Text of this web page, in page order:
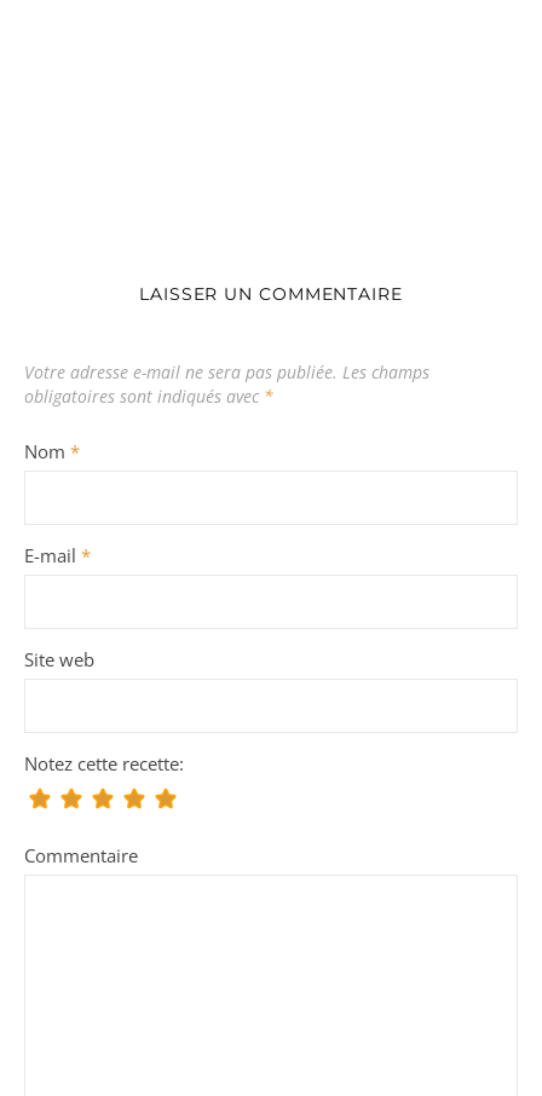
LAISSER UN COMMENTAIRE
Votre adresse e-mail ne sera pas publiée. Les champs
obligatoires sont indiqués avec *
Nom *
E-mail *
Site web
Notez cette recette:
Commentaire